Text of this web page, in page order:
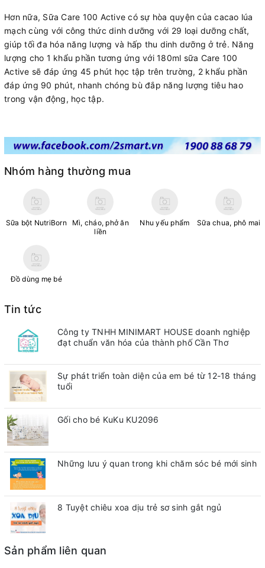
Hơn nữa, Sữa Care 100 Active có sự hòa quyện của cacao lúa
mạch cùng với công thức dinh dưỡng với 29 loại dưỡng chất,
giúp tối đa hóa năng lượng và hấp thu dinh dưỡng ở trẻ. Năng
lượng cho 1 khẩu phần tương ứng với 180ml sữa Care 100
Active sẽ đáp ứng 45 phút học tập trên trường, 2 khẩu phần
đáp ứng 90 phút, nhanh chóng bù đắp năng lượng tiêu hao
trong vận động, học tập.
Nhóm hàng thường mua
Sữa bột NutriBorn
Mì, cháo, phở ăn
liền
Nhu yếu phẩm Sữa chua, phô mai
Đồ dùng mẹ bé
Tin tức
Công ty TNHH MINIMART HOUSE doanh nghiệp
đạt chuẩn văn hóa của thành phố Cần Thơ
Sự phát triển toàn diện của em bé từ 12-18 tháng
tuổi
Gối cho bé KuKu KU2096
Những lưu ý quan trong khi chăm sóc bé mới sinh
8 Tuyệt chiêu xoa dịu trẻ sơ sinh gắt ngủ
Sản phẩm liên quan